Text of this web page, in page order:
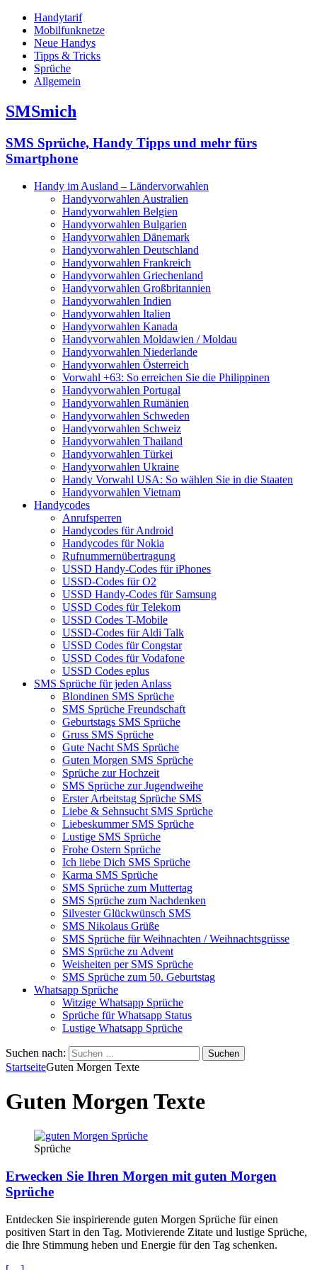
Handytarif
Mobilfunknetze
Neue Handys
Tipps & Tricks
Sprüche
Allgemein
SMSmich
SMS Sprüche, Handy Tipps und mehr fürs
Smartphone
Handy im Ausland – Ländervorwahlen
Handyvorwahlen Australien
Handyvorwahlen Belgien
Handyvorwahlen Bulgarien
Handyvorwahlen Dänemark
Handyvorwahlen Deutschland
Handyvorwahlen Frankreich
Handyvorwahlen Griechenland
Handyvorwahlen Großbritannien
Handyvorwahlen Indien
Handyvorwahlen Italien
Handyvorwahlen Kanada
Handyvorwahlen Moldawien / Moldau
Handyvorwahlen Niederlande
Handyvorwahlen Österreich
Vorwahl +63: So erreichen Sie die Philippinen
Handyvorwahlen Portugal
Handyvorwahlen Rumänien
Handyvorwahlen Schweden
Handyvorwahlen Schweiz
Handyvorwahlen Thailand
Handyvorwahlen Türkei
Handyvorwahlen Ukraine
Handy Vorwahl USA: So wählen Sie in die Staaten
Handyvorwahlen Vietnam
Handycodes
Anrufsperren
Handycodes für Android
Handycodes für Nokia
Rufnummernübertragung
USSD Handy-Codes für iPhones
USSD-Codes für O2
USSD Handy-Codes für Samsung
USSD Codes für Telekom
USSD Codes T-Mobile
USSD-Codes für Aldi Talk
USSD Codes für Congstar
USSD Codes für Vodafone
USSD Codes eplus
SMS Sprüche für jeden Anlass
Blondinen SMS Sprüche
SMS Sprüche Freundschaft
Geburtstags SMS Sprüche
Gruss SMS Sprüche
Gute Nacht SMS Sprüche
Guten Morgen SMS Sprüche
Sprüche zur Hochzeit
SMS Sprüche zur Jugendweihe
Erster Arbeitstag Sprüche SMS
Liebe & Sehnsucht SMS Sprüche
Liebeskummer SMS Sprüche
Lustige SMS Sprüche
Frohe Ostern Sprüche
Ich liebe Dich SMS Sprüche
Karma SMS Sprüche
SMS Sprüche zum Muttertag
SMS Sprüche zum Nachdenken
Silvester Glückwünsch SMS
SMS Nikolaus Grüße
SMS Sprüche für Weihnachten / Weihnachtsgrüsse
SMS Sprüche zu Advent
Weisheiten per SMS Sprüche
SMS Sprüche zum 50. Geburtstag
Whatsapp Sprüche
Witzige Whatsapp Sprüche
Sprüche für Whatsapp Status
Lustige Whatsapp Sprüche
Suchen nach:
StartseiteGuten Morgen Texte
Guten Morgen Texte
Sprüche
Erwecken Sie Ihren Morgen mit guten Morgen
Sprüche
Entdecken Sie inspirierende guten Morgen Sprüche für einen
positiven Start in den Tag. Motivierende Zitate und lustige Sprüche,
die Ihre Stimmung heben und Energie für den Tag schenken.